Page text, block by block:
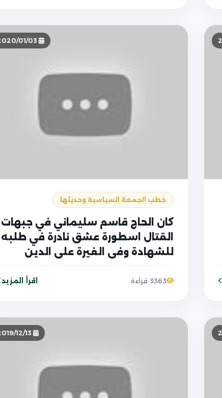
خطب الجمعة السياسية وحديثها
كان الحاج قاسم سليماني في جبهات
القتال اسطورة عشق نادرة في طلبه
للشهادة وفي الغيرة على الدين
3363 قراءة اقرأ المزيد